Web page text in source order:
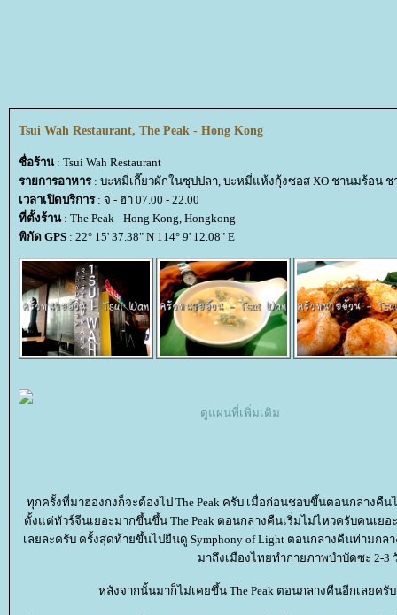
Tsui Wah Restaurant, The Peak - Hong Kong
ชื่อร้าน: Tsui Wah Restaurant
รายการอาหาร: บะหมี่เกี๊ยวผักในซุปปลา, บะหมี่แห้งกุ้งซอส XO ชานมร้อน ช
เวลาเปิดบริการ: จ - ฮา 07.00 - 22.00
ที่ตั้งร้าน: The Peak - Hong Kong, Hongkong
พิกัด GPS : 22° 15' 37.38" N 114° 9' 12.08" E
ดูแผนที่เพิ่มเติม
ทุกครั้งที่มาฮ่องกงก็จะต้องไป The Peak ครับ เมื่อก่อนชอบขึ้นตอนกลางคืน
ตั้งแต่ทัวร์จีนเยอะมากขึ้นขึ้น The Peak ตอนกลางคืนเริ่มไม่ไหวครับคนเยอ
เลยละครับ ครั้งสุดท้ายขึ้นไปยืนดู Symphony of Light ตอนกลางคืนท่ามก
มาถึงเมืองไทยทำกายภาพบำบัดซะ 2-3
หลังจากนั้นมาก็ไม่เคยขึ้น The Peak ตอนกลางคืนอีกเลยครั